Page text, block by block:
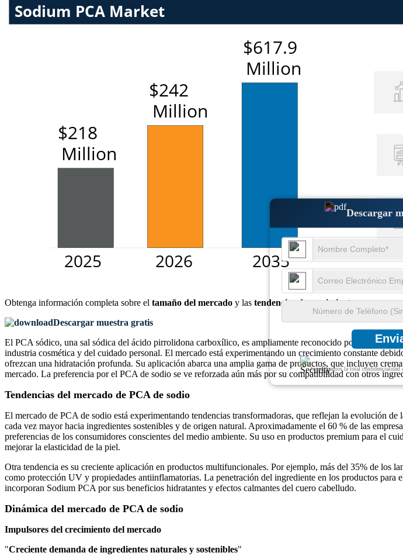
Descargar
Garantizamos la total confidencialidad
Obtenga información completa sobre el tamaño del mercado y las tendencias de crecimiento
Descargar muestra gratis
El PCA sódico, una sal sódica del ácido pirrolidona carboxílico, es ampliamente reconocido por sus
industria cosmética y del cuidado personal. El mercado está experimentando un crecimiento constante
ofrezcan una hidratación profunda. Su aplicación abarca una amplia gama de productos, que incluyen
mercado. La preferencia por el PCA de sodio se ve reforzada aún más por su compatibilidad con otros
Tendencias del mercado de PCA de sodio
El mercado de PCA de sodio está experimentando tendencias transformadoras, que reflejan la evolución
cada vez mayor hacia ingredientes sostenibles y de origen natural. Aproximadamente el 60 % de las
preferencias de los consumidores conscientes del medio ambiente. Su uso en productos premium para el
mejorar la elasticidad de la piel.
Otra tendencia es su creciente aplicación en productos multifuncionales. Por ejemplo, más del 35% de los
como protección UV y propiedades antiinflamatorias. La penetración del ingrediente en los productos
incorporan Sodium PCA por sus beneficios hidratantes y efectos calmantes del cuero cabelludo.
Dinámica del mercado de PCA de sodio
Impulsores del crecimiento del mercado
"Creciente demanda de ingredientes naturales y sostenibles"